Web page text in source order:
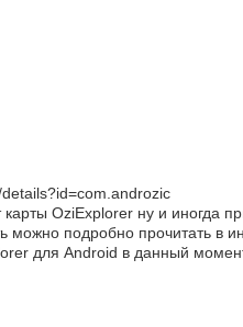
карты OziExplorer ну и иногда
можно подробно прочитать в
для Android в данный